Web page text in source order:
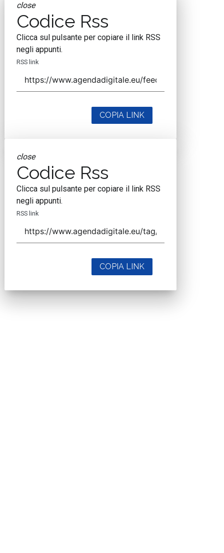
close
Codice Rss
Clicca sul pulsante per copiare il link RSS
negli appunti.
RSS link
COPIA LINK
close
Codice Rss
Clicca sul pulsante per copiare il link RSS
negli appunti.
RSS link
COPIA LINK